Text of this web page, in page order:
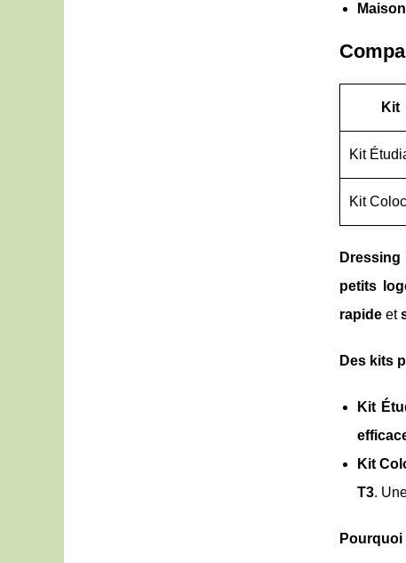
Kit
Kit
Kit Coloc
Dressing
petits
rapide et
Des kits
Kit
Kit
T3.